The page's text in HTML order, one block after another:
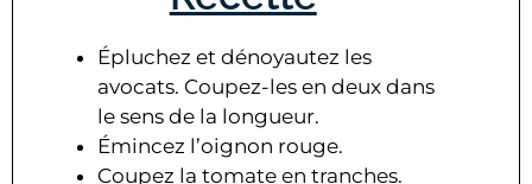
Épluchez et dénoyautez les
avocats. Coupez-les en deux dans
le sens de la longueur.
Émincez l’oignon rouge.
Coupez la tomate en tranches.